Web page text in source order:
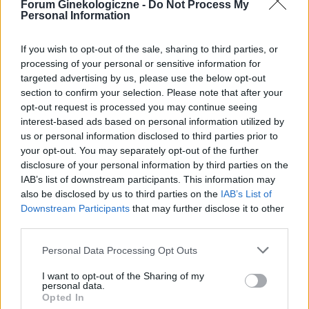
Forum Ginekologiczne - Do Not Process My
Personal Information
If you wish to opt-out of the sale, sharing to third parties, or
processing of your personal or sensitive information for
targeted advertising by us, please use the below opt-out
section to confirm your selection. Please note that after your
opt-out request is processed you may continue seeing
interest-based ads based on personal information utilized by
us or personal information disclosed to third parties prior to
your opt-out. You may separately opt-out of the further
disclosure of your personal information by third parties on the
IAB’s list of downstream participants. This information may
also be disclosed by us to third parties on the IAB’s List of
Downstream Participants that may further disclose it to other
Personal Data Processing Opt Outs
I want to opt-out of the Sharing of my
personal data.
Opted In
Zmiana tabloetek z Orliflique na Elliade
mam pęcherzyk/torbiel, która w ciągu roku z 2
cm powiększyła się do 3 cm. Pani ginekolog
zasugerowała mi zmianę tabletek na Elliade,
tłumacząc, że są w nich silniejsze hormony i być
może zahamuje wzrost zmiany. Czy może ktoś
wyrazić opinię na ten temat? Czy powinnam
podjąć próbę zmiany tabletek, dodam że po
Orliflique nie mam żadnych skutków ubocznych.
Czy moze powinnam zmienić metodę
antykoncepcji?
Forum:Antykoncepcja
gość
Qlaira
Co robić ? Zapomniałam tabletki qlaira w 6 dniu.
Stosunek był dwa dni wcześniej. Przyjęłam
jednocześnie dwie tabletki z 6 i 7 dnia. Czy
pacjentki